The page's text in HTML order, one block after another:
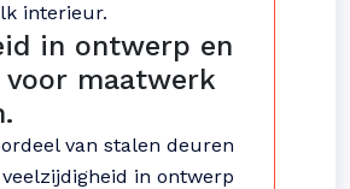
interieur.
in ontwerp en
maatwerk
van stalen deuren
in ontwerp